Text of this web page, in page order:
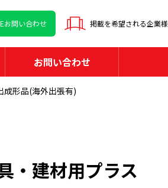
お問い合わせ 掲載を希望される企業様
お問い合わせ
成形品(海外出張有)
・建材用プラス